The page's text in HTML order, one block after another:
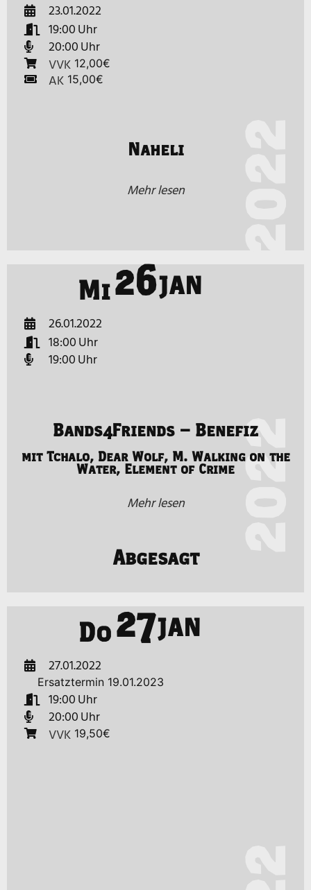
23.01.2022
19:00
20:00
VVK 12,00€
AK 15,00€
Naheli
Mehr lesen
Mi26JAN
26.01.2022
18:00
19:00
Bands4Friends – Benefiz
mit Tchalo, Dear Wolf, M. Walking on the
Water, Element of Crime
Mehr lesen
Abgesagt
2022
Do27JAN
27.01.2022
Ersatztermin 19.01.2023
19:00
20:00
VVK 19,50€